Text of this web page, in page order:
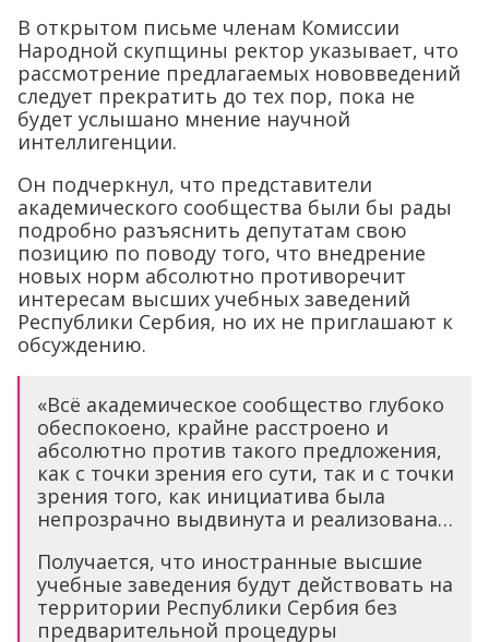
В открытом письме членам Комиссии
Народной скупщины ректор указывает, что
рассмотрение предлагаемых нововведений
следует прекратить до тех пор, пока не
будет услышано мнение научной
интеллигенции.
Он подчеркнул, что представители
академического сообщества были бы рады
подробно разъяснить депутатам свою
позицию по поводу того, что внедрение
новых норм абсолютно противоречит
интересам высших учебных заведений
Республики Сербия, но их не приглашают к
обсуждению.
«Всё академическое сообщество глубоко
обеспокоено, крайне расстроено и
абсолютно против такого предложения,
как с точки зрения его сути, так и с точки
зрения того, как инициатива была
непрозрачно выдвинута и реализована…
Получается, что иностранные высшие
учебные заведения будут действовать на
территории Республики Сербия без
предварительной процедуры